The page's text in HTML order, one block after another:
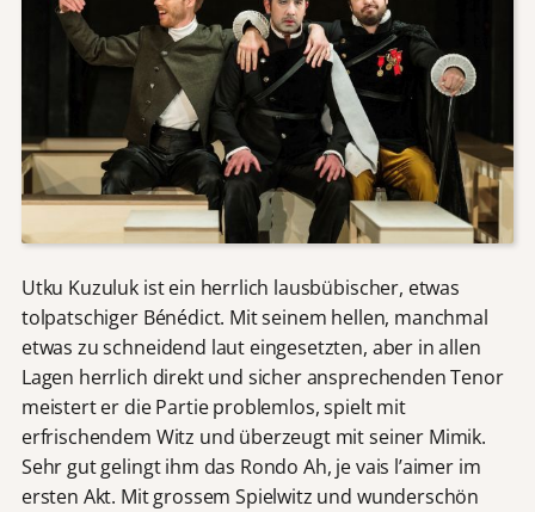
Utku Kuzuluk ist ein herrlich lausbübischer, etwas
tolpatschiger Bénédict. Mit seinem hellen, manchmal
etwas zu schneidend laut eingesetzten, aber in allen
Lagen herrlich direkt und sicher ansprechenden Tenor
meistert er die Partie problemlos, spielt mit
erfrischendem Witz und überzeugt mit seiner Mimik.
Sehr gut gelingt ihm das Rondo Ah, je vais l’aimer im
ersten Akt. Mit grossem Spielwitz und wunderschön